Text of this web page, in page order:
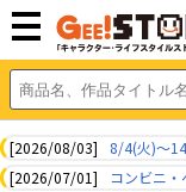
[2026/08/03]
8/4(火)～
[2026/07/01]
コンビニ